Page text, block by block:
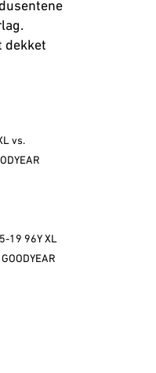
dekket
vs.
19 96Y XL